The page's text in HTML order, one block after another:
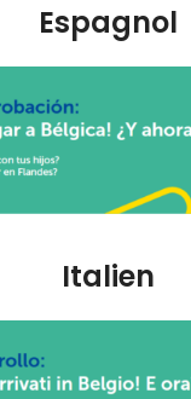
Espagnol
Italien